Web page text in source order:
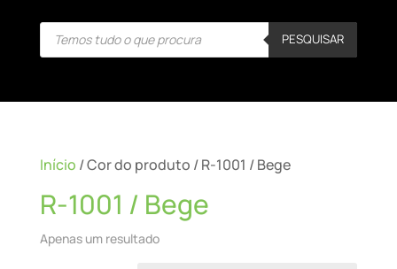
Products
search PESQUISAR
Início / Cor do produto / R-1001 / Bege
R-1001 / Bege
Apenas um resultado